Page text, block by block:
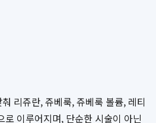
리쥬란, 쥬베룩, 쥬베룩 볼륨, 레티
이루어지며, 단순한 시술이 아닌